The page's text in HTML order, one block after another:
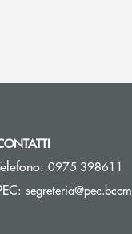
nuova finestra
0975 398611